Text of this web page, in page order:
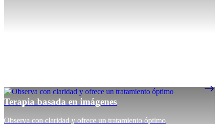
Terapia basada en imágenes
Observa con claridad y ofrece un tratamiento óptimo